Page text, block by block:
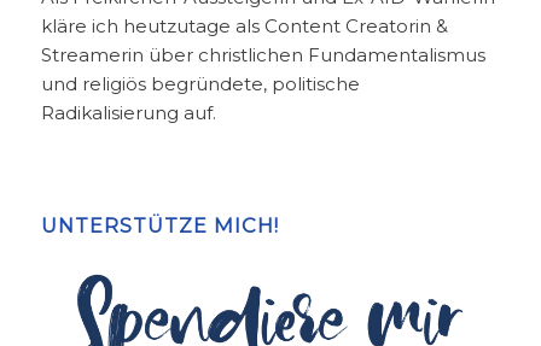
kläre ich heutzutage als Content Creatorin &
Streamerin über christlichen Fundamentalismus
und religiös begründete, politische
Radikalisierung auf.
UNTERSTÜTZE MICH!